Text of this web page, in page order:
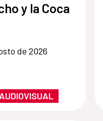
y la Coca
de 2026